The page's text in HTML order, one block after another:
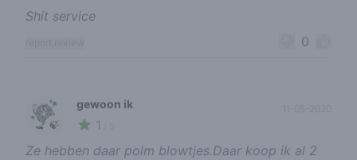
Shit service
0
🍃
gewoon ik
1
Ze hebben daar polm blowtjes.Daar koop ik al 2